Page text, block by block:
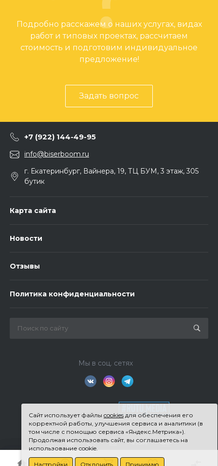
Сайт использует файлы cookiesдля обеспечения его
корректной работы, улучшения сервиса и аналитики (в
том числе с помощью сервиса «Яндекс.Метрика»).
Продолжая использовать сайт, вы соглашаетесь на
использование cookie.
Настройки Отклонить Принимаю
Подробно расскажем о наших услугах, видах
работ и типовых проектах, рассчитаем
стоимость и подготовим индивидуальное
предложение!
Задать вопрос
+7 (922) 144-49-95
info@biserboom.ru
г. Екатеринбург, Вайнера, 19, ТЦ БУМ, 3 этаж, 305
бутик
Карта сайта
Новости
Отзывы
Политика конфиденциальности
Мы в соц. сетях